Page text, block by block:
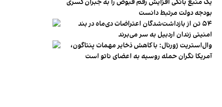
بودجه دولت مرتبط دانست
۵۴ تن از بازداشت‌شدگان اعتراضات دی‌ماه در بند
امنیتی زندان اردبیل به سر می‌برند
وال‌استریت ژورنال: با کاهش ذخایر مهمات پنتاگون،
آمریکا نگران حمله روسیه به اعضای ناتو‌ است